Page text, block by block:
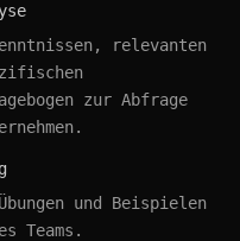
relevanten
zur Abfrage
und Beispielen
Teams.